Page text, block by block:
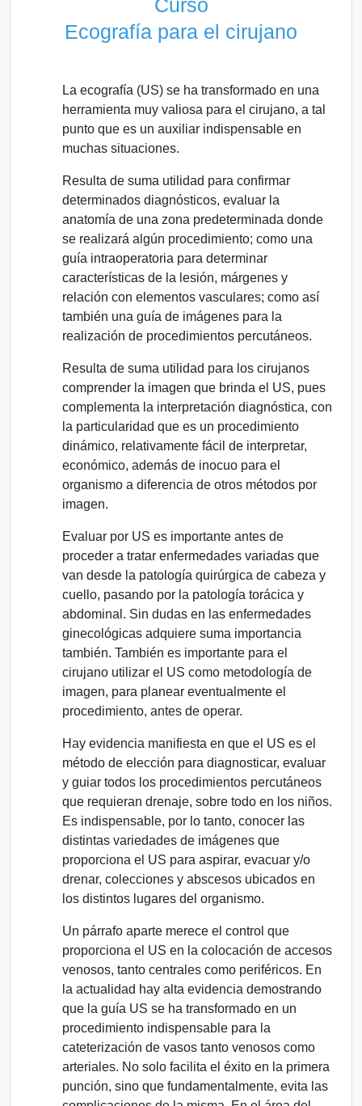
Curso
Ecografía para el cirujano
La ecografía (US) se ha transformado en una
herramienta muy valiosa para el cirujano, a tal
punto que es un auxiliar indispensable en
muchas situaciones.
Resulta de suma utilidad para confirmar
determinados diagnósticos, evaluar la
anatomía de una zona predeterminada donde
se realizará algún procedimiento; como una
guía intraoperatoria para determinar
características de la lesión, márgenes y
relación con elementos vasculares; como así
también una guía de imágenes para la
realización de procedimientos percutáneos.
Resulta de suma utilidad para los cirujanos
comprender la imagen que brinda el US, pues
complementa la interpretación diagnóstica, con
la particularidad que es un procedimiento
dinámico, relativamente fácil de interpretar,
económico, además de inocuo para el
organismo a diferencia de otros métodos por
imagen.
Evaluar por US es importante antes de
proceder a tratar enfermedades variadas que
van desde la patología quirúrgica de cabeza y
cuello, pasando por la patología torácica y
abdominal. Sin dudas en las enfermedades
ginecológicas adquiere suma importancia
también. También es importante para el
cirujano utilizar el US como metodología de
imagen, para planear eventualmente el
procedimiento, antes de operar.
Hay evidencia manifiesta en que el US es el
método de elección para diagnosticar, evaluar
y guiar todos los procedimientos percutáneos
que requieran drenaje, sobre todo en los niños.
Es indispensable, por lo tanto, conocer las
distintas variedades de imágenes que
proporciona el US para aspirar, evacuar y/o
drenar, colecciones y abscesos ubicados en
los distintos lugares del organismo.
Un párrafo aparte merece el control que
proporciona el US en la colocación de accesos
venosos, tanto centrales como periféricos. En
la actualidad hay alta evidencia demostrando
que la guía US se ha transformado en un
procedimiento indispensable para la
cateterización de vasos tanto venosos como
arteriales. No solo facilita el éxito en la primera
punción, sino que fundamentalmente, evita las